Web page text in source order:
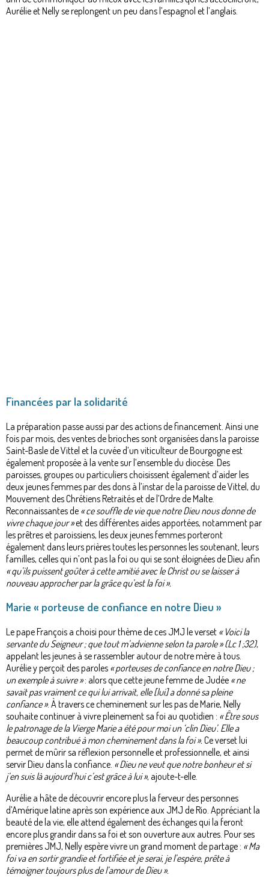
Aurélie et Nelly se replongent un peu dans l’espagnol et l’anglais.
Financées par la solidarité
La préparation passe aussi par des actions de financement. Ainsi une
fois par mois, des ventes de brioches sont organisées dans la paroisse
Saint-Basle de Vittel et la cuvée d’un viticulteur de Bourgogne est
également proposée à la vente sur l’ensemble du diocèse. Des
paroisses, groupes ou particuliers choisissent également d’aider les
deux jeunes femmes par des dons à l’instar de la paroisse de Vittel, du
Mouvement des Chrétiens Retraités et de l’Ordre de Malte.
Reconnaissantes de « ce souffle de vie que notre Dieu nous donne de
vivre chaque jour »et des différentes aides apportées, notamment par
les prêtres et paroissiens, les deux jeunes femmes porteront
également dans leurs prières toutes les personnes les soutenant, leurs
familles, celles qui n’ont pas la foi ou qui se sont éloignées de Dieu afin
« qu’ils puissent goûter à cette amitié avec le Christ ou se laisser à
nouveau approcher par la grâce qu’est la foi ».
Marie « porteuse de confiance en notre Dieu »
Le pape François a choisi pour thème de ces JMJ le verset « Voici la
servante du Seigneur ; que tout m’advienne selon ta parole » (Lc 1 ;32),
appelant les jeunes à se rassembler autour de notre mère à tous.
Aurélie y perçoit des paroles « porteuses de confiance en notre Dieu ;
un exemple à suivre »: alors que cette jeune femme de Judée « ne
savait pas vraiment ce qui lui arrivait, elle [lui] a donné sa pleine
confiance ». À travers ce cheminement sur les pas de Marie, Nelly
souhaite continuer à vivre pleinement sa foi au quotidien : « Être sous
le patronage de la Vierge Marie a été pour moi un ‘clin Dieu’. Elle a
beaucoup contribué à mon cheminement dans la foi ». Ce verset lui
permet de mûrir sa réflexion personnelle et professionnelle, et ainsi
servir Dieu dans la confiance. « Dieu ne veut que notre bonheur et si
j’en suis là aujourd’hui c’est grâce à lui », ajoute-t-elle.
Aurélie a hâte de découvrir encore plus la ferveur des personnes
d’Amérique latine après son expérience aux JMJ de Rio. Appréciant la
beauté de la vie, elle attend également des échanges qui la feront
encore plus grandir dans sa foi et son ouverture aux autres. Pour ses
premières JMJ, Nelly espère vivre un grand moment de partage : « Ma
foi va en sortir grandie et fortifiée et je serai, je l’espère, prête à
témoigner toujours plus de l’amour de Dieu ».